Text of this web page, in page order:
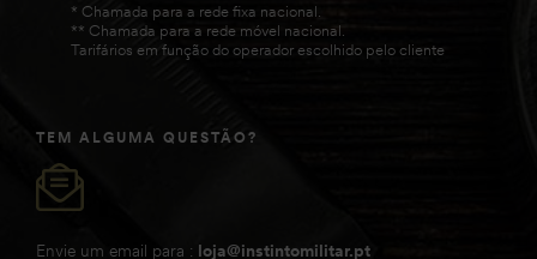
* Chamada para a rede fixa nacional.
** Chamada para a rede móvel nacional.
Tarifários em função do operador escolhido pelo cliente
TEM ALGUMA QUESTÃO?
Envie um email para : loja@instintomilitar.pt